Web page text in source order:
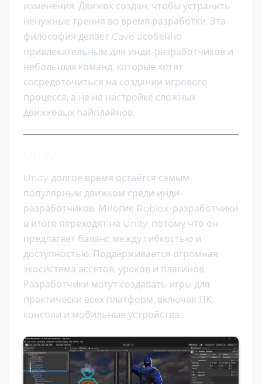
изменения. Движок создан, чтобы устранить
ненужные трения во время разработки. Эта
философия делает Cave особенно
привлекательным для инди-разработчиков и
небольших команд, которые хотят
сосредоточиться на создании игрового
процесса, а не на настройке сложных
движковых пайплайнов.
Unity долгое время остаётся самым
популярным движком среди инди-
разработчиков. Многие Roblox-разработчики
в итоге переходят на Unity, потому что он
предлагает баланс между гибкостью и
доступностью. Поддерживается огромная
экосистема ассетов, уроков и плагинов.
Разработчики могут создавать игры для
практически всех платформ, включая ПК,
консоли и мобильные устройства.